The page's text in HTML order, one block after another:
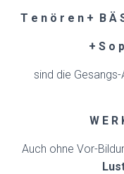
T e n ö r e n + B Ä
+ S o
sind die
W E
Auch ohne Vor-